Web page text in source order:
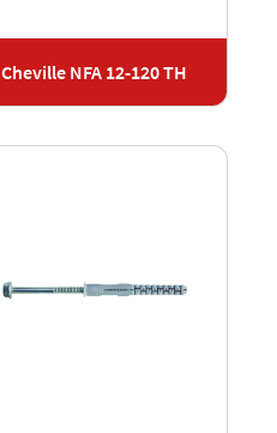
Cheville NFA 12-120 TH